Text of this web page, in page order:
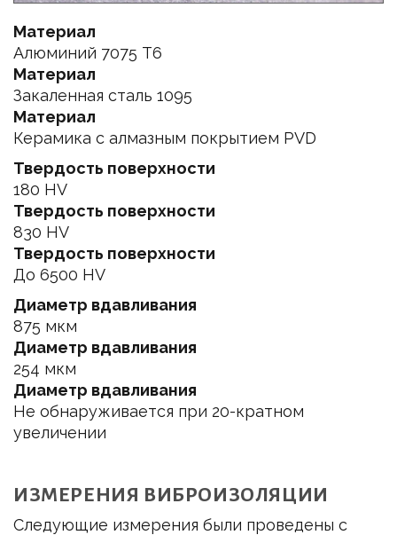
Материал
Алюминий 7075 T6
Материал
Закаленная сталь 1095
Материал
Керамика с алмазным покрытием PVD
Твердость поверхности
180 HV
Твердость поверхности
830 HV
Твердость поверхности
До 6500 HV
Диаметр вдавливания
875 мкм
Диаметр вдавливания
254 мкм
Диаметр вдавливания
Не обнаруживается при 20-кратном
увеличении
ИЗМЕРЕНИЯ ВИБРОИЗОЛЯЦИИ
Следующие измерения были проведены с